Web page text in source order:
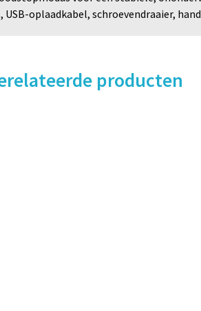
oplaadkabel, schroevendraaier,
producten